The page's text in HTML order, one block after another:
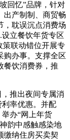
回忆”品牌，针对
出产制制、商贸畅
，耽误沉点消费场
立餐饮年货专区
策联动错位开展专
购办事。支撑全区
餐饮消费券，推
推出夜间专属消
率优惠。并配
办“网上年货
韵中感触感染地
缴纳住房买卖契